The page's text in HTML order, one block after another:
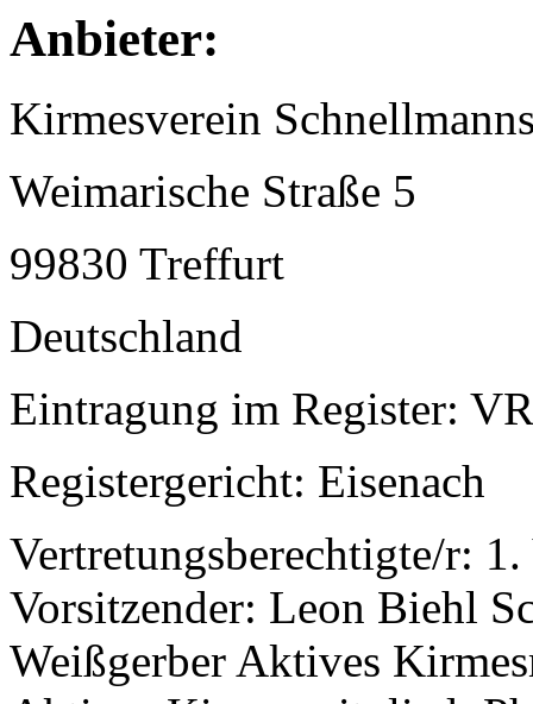
Anbieter:
Kirmesverein
Weimarische Straße 5
99830 Treffurt
Deutschland
Eintragung im Register:
Registergericht: Eisenach
Vertretungsberechtigte/r:
⁠⁠Vorsitzender: Leon Biehl
Weißgerber Aktives